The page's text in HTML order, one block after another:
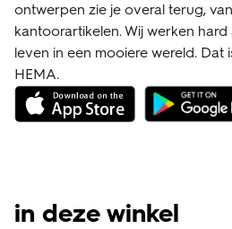
ontwerpen zie je overal terug,
kantoorartikelen. Wij werken
leven in een mooiere wereld. Dat
HEMA.
in deze winkel